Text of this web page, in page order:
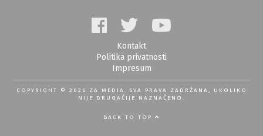
Kontakt
Politika privatnosti
Impresum
COPYRIGHT © 2026 ZA MEDIA. SVA PRAVA ZADRŽANA, UKOLIKO
NIJE DRUGAČIJE NAZNAČENO.
BACK TO TOP